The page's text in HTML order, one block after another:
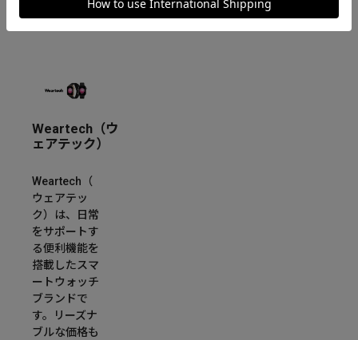
提案します。
す。
Weartech（ウ
ェアテック）
Weartech（
ウェアテッ
ク）は、日常
をサポートす
る便利機能を
搭載したスマ
ートウォッチ
ブランドで
す。リーズナ
ブルな価格も